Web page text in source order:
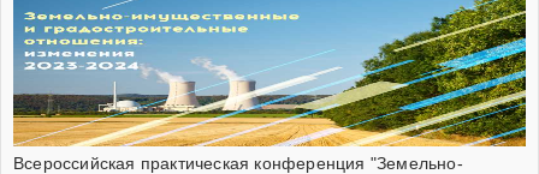
Всероссийская практическая конференция "Земельно-